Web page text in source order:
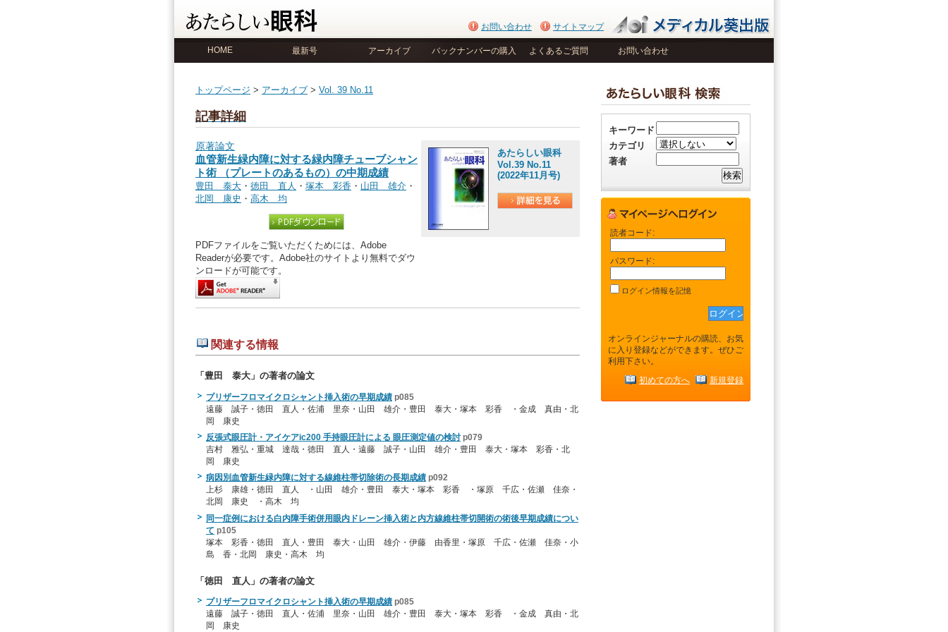
お問い合わせ サイトマップ
HOME 最新号 アーカイブ バックナンバーの購入 よくあるご質問 お問い合わせ
トップページ > アーカイブ > Vol. 39 No.11
記事詳細
あたらしい眼科
Vol.39 No.11
(2022年11月号)
原著論文
血管新生緑内障に対する緑内障チューブシャン
ト術 （プレートのあるもの）の中期成績
豊田 泰大 ・ 徳田 直人 ・ 塚本 彩香 ・ 山田 雄介 ・
北岡 康史 ・ 高木 均
PDFファイルをご覧いただくためには、Adobe
Readerが必要です。Adobe社のサイトより無料でダウ
ンロードが可能です。
関連する情報
「豊田 泰大」の著者の論文
プリザーフロマイクロシャント挿入術の早期成績 p085
遠藤 誠子・徳田 直人・佐浦 里奈・山田 雄介・豊田 泰大・塚本 彩香 ・金成 真由・北
岡 康史
反張式眼圧計・アイケアic200 手持眼圧計による 眼圧測定値の検討 p079
吉村 雅弘・重城 達哉・徳田 直人・遠藤 誠子・山田 雄介・豊田 泰大・塚本 彩香・北
岡 康史
病因別血管新生緑内障に対する線維柱帯切除術の長期成績 p092
上杉 康雄・徳田 直人 ・山田 雄介・豊田 泰大・塚本 彩香 ・塚原 千広・佐瀬 佳奈・
北岡 康史 ・高木 均
同一症例における白内障手術併用眼内ドレーン挿入術と内方線維柱帯切開術の術後早期成績につい
て p105
塚本 彩香・徳田 直人・豊田 泰大・山田 雄介・伊藤 由香里・塚原 千広・佐瀬 佳奈・小
島 香・北岡 康史・高木 均
「徳田 直人」の著者の論文
プリザーフロマイクロシャント挿入術の早期成績 p085
遠藤 誠子・徳田 直人・佐浦 里奈・山田 雄介・豊田 泰大・塚本 彩香 ・金成 真由・北
岡 康史
キーワード
カテゴリ
著者
読者コード:
パスワード:
ログイン情報を記憶
オンラインジャーナルの購読、お気
に入り登録などができます。ぜひご
利用下さい。
初めての方へ 新規登録